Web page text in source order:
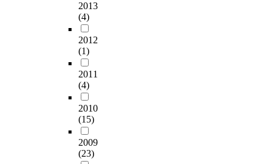
2013
(4)
2012
(1)
2011
(4)
2010
(15)
2009
(23)